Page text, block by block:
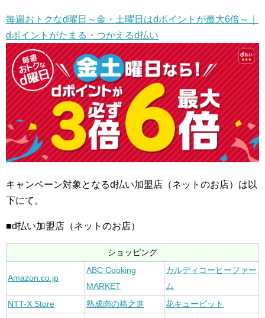
毎週おトクなd曜日～金・土曜日はdポイントが最大6倍～｜
dポイントがたまる・つかえるd払い
キャンペーン対象となるd払い加盟店（ネットのお店）は以
下にて。
■d払い加盟店（ネットのお店）
ショッピング
Amazon.co.jp
ABC Cooking
MARKET
カルディコーヒーファー
ム
NTT-X Store
熟成肉の格之進
花キューピット